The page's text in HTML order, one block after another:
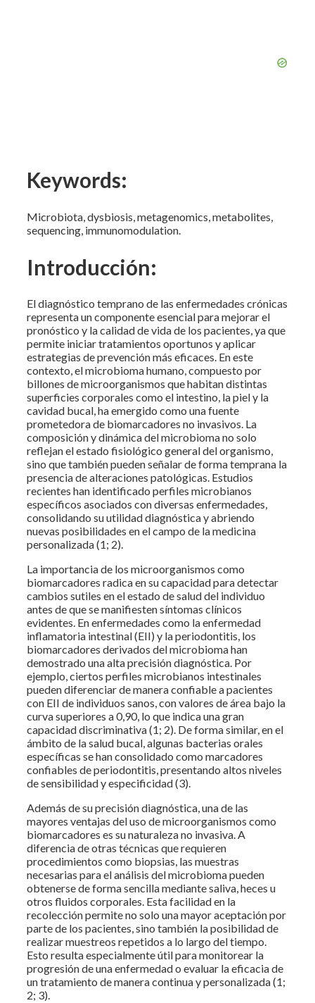
Keywords:
Microbiota, dysbiosis, metagenomics, metabolites,
sequencing, immunomodulation.
Introducción:
El diagnóstico temprano de las enfermedades crónicas
representa un componente esencial para mejorar el
pronóstico y la calidad de vida de los pacientes, ya que
permite iniciar tratamientos oportunos y aplicar
estrategias de prevención más eficaces. En este
contexto, el microbioma humano, compuesto por
billones de microorganismos que habitan distintas
superficies corporales como el intestino, la piel y la
cavidad bucal, ha emergido como una fuente
prometedora de biomarcadores no invasivos. La
composición y dinámica del microbioma no solo
reflejan el estado fisiológico general del organismo,
sino que también pueden señalar de forma temprana la
presencia de alteraciones patológicas. Estudios
recientes han identificado perfiles microbianos
específicos asociados con diversas enfermedades,
consolidando su utilidad diagnóstica y abriendo
nuevas posibilidades en el campo de la medicina
personalizada (1; 2).
La importancia de los microorganismos como
biomarcadores radica en su capacidad para detectar
cambios sutiles en el estado de salud del individuo
antes de que se manifiesten síntomas clínicos
evidentes. En enfermedades como la enfermedad
inflamatoria intestinal (EII) y la periodontitis, los
biomarcadores derivados del microbioma han
demostrado una alta precisión diagnóstica. Por
ejemplo, ciertos perfiles microbianos intestinales
pueden diferenciar de manera confiable a pacientes
con EII de individuos sanos, con valores de área bajo la
curva superiores a 0,90, lo que indica una gran
capacidad discriminativa (1; 2). De forma similar, en el
ámbito de la salud bucal, algunas bacterias orales
específicas se han consolidado como marcadores
confiables de periodontitis, presentando altos niveles
de sensibilidad y especificidad (3).
Además de su precisión diagnóstica, una de las
mayores ventajas del uso de microorganismos como
biomarcadores es su naturaleza no invasiva. A
diferencia de otras técnicas que requieren
procedimientos como biopsias, las muestras
necesarias para el análisis del microbioma pueden
obtenerse de forma sencilla mediante saliva, heces u
otros fluidos corporales. Esta facilidad en la
recolección permite no solo una mayor aceptación por
parte de los pacientes, sino también la posibilidad de
realizar muestreos repetidos a lo largo del tiempo.
Esto resulta especialmente útil para monitorear la
progresión de una enfermedad o evaluar la eficacia de
un tratamiento de manera continua y personalizada (1;
2; 3).